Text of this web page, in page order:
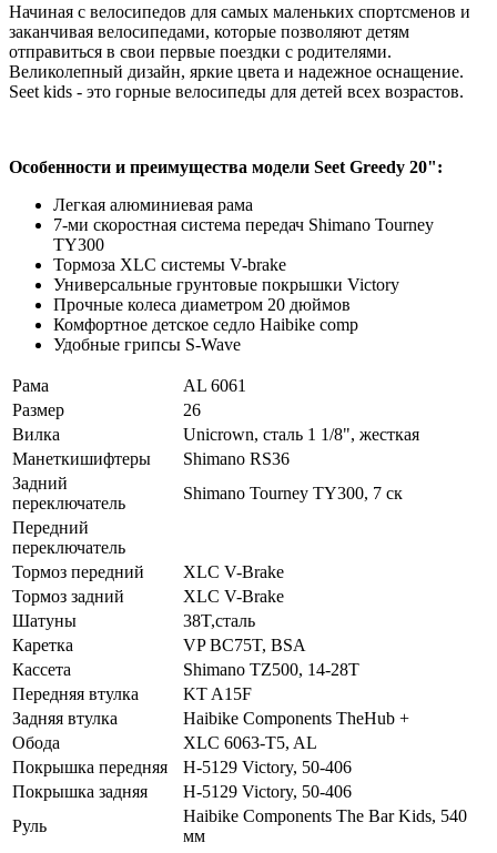
Начиная с велосипедов для самых маленьких спортсменов и
заканчивая велосипедами, которые позволяют детям
отправиться в свои первые поездки с родителями.
Великолепный дизайн, яркие цвета и надежное оснащение.
Seet kids - это горные велосипеды для детей всех возрастов.
Особенности и преимущества модели Seet Greedy 20":
Легкая алюминиевая рама
7-ми скоростная система передач Shimano Tourney
TY300
Тормоза XLC системы V-brake
Универсальные грунтовые покрышки Victory
Прочные колеса диаметром 20 дюймов
Комфортное детское седло Haibike comp
Удобные грипсы S-Wave
Рама
AL 6061
Размер
26
Вилка
Unicrown, сталь 1 1/8", жесткая
Манеткишифтеры
Shimano RS36
Задний
переключатель
Shimano Tourney TY300, 7 ск
Передний
переключатель
Тормоз передний
XLC V-Brake
Тормоз задний
XLC V-Brake
Шатуны
38T,сталь
Каретка
VP BC75T, BSA
Кассета
Shimano TZ500, 14-28T
Передняя втулка
KT A15F
Задняя втулка
Haibike Components TheHub +
Обода
XLC 6063-T5, AL
Покрышка передняя
H-5129 Victory, 50-406
Покрышка задняя
H-5129 Victory, 50-406
Руль
Haibike Components The Bar Kids, 540
мм